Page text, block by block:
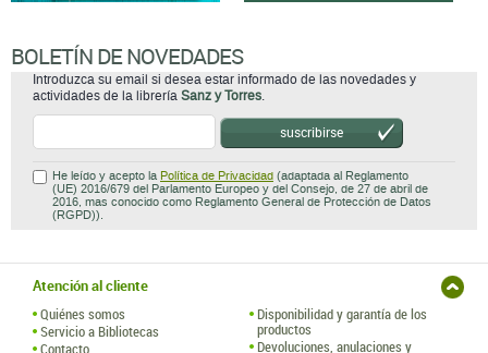
BOLETÍN DE NOVEDADES
Introduzca su email si desea estar informado de las novedades y
actividades de la librería Sanz y Torres.
suscribirse
He leído y acepto la Política de Privacidad (adaptada al Reglamento
(UE) 2016/679 del Parlamento Europeo y del Consejo, de 27 de abril de
2016, mas conocido como Reglamento General de Protección de Datos
(RGPD)).
Atención al cliente
Quiénes somos
Servicio a Bibliotecas
Contacto
Disponibilidad y garantía de los
productos
Devoluciones, anulaciones y